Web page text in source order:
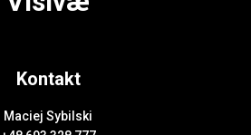
Kontakt
Maciej Sybilski